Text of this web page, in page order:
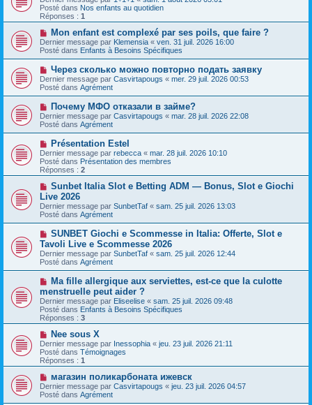
g
e
m
e
s
a
g
e
u
v
e
a
u
m
e
s
a
g
e
Posté dans Nos enfants au quotidien
Réponses : 1
N
o
u
v
e
a
u
m
e
s
a
g
e
Mon enfant est complexé par ses poils, que faire ?
Dernier message par Klemensia « ven. 31 juil. 2026 16:00
Posté dans Enfants à Besoins Spécifiques
N
o
u
v
e
a
u
m
e
s
a
g
e
Через сколько можно повторно подать заявку
Dernier message par Casvirtapougs « mer. 29 juil. 2026 00:53
Posté dans Agrément
N
o
u
v
e
a
u
m
e
s
a
g
e
Почему МФО отказали в займе?
Dernier message par Casvirtapougs « mar. 28 juil. 2026 22:08
Posté dans Agrément
N
o
u
v
e
a
u
m
e
s
s
a
g
e
Présentation Estel
Dernier message par rebecca « mar. 28 juil. 2026 10:10
Posté dans Présentation des membres
Réponses : 2
N
u
v
e
a
u
m
e
s
a
g
e
Sunbet Italia Slot e Betting ADM — Bonus, Slot e Giochi
Live 2026
Dernier message par SunbetTaf « sam. 25 juil. 2026 13:03
Posté dans Agrément
N
u
v
e
a
m
e
s
s
a
g
e
SUNBET Giochi e Scommesse in Italia: Offerte, Slot e
Tavoli Live e Scommesse 2026
Dernier message par SunbetTaf « sam. 25 juil. 2026 12:44
Posté dans Agrément
N
u
v
e
a
u
m
e
s
s
g
e
Ma fille allergique aux serviettes, est-ce que la culotte
menstruelle peut aider ?
Dernier message par Eliseelise « sam. 25 juil. 2026 09:48
Posté dans Enfants à Besoins Spécifiques
Réponses : 3
N
o
u
v
e
a
u
m
e
Nee sous X
Dernier message par Inessophia « jeu. 23 juil. 2026 21:11
Posté dans Témoignages
Réponses : 1
N
o
u
v
магазин поликарбоната ижевск
Dernier message par Casvirtapougs « jeu. 23 juil. 2026 04:57
Posté dans Agrément